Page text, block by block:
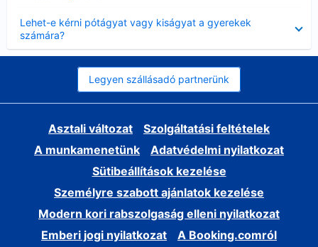
Lehet-e kérni pótágyat vagy kiságyat a gyerekek
számára?
Legyen szállásadó partnerünk
Asztali változat
Szolgáltatási feltételek
A munkamenetünk
Adatvédelmi nyilatkozat
Sütibeállítások kezelése
Személyre szabott ajánlatok kezelése
Modern kori rabszolgaság elleni nyilatkozat
Emberi jogi nyilatkozat
A Booking.comról